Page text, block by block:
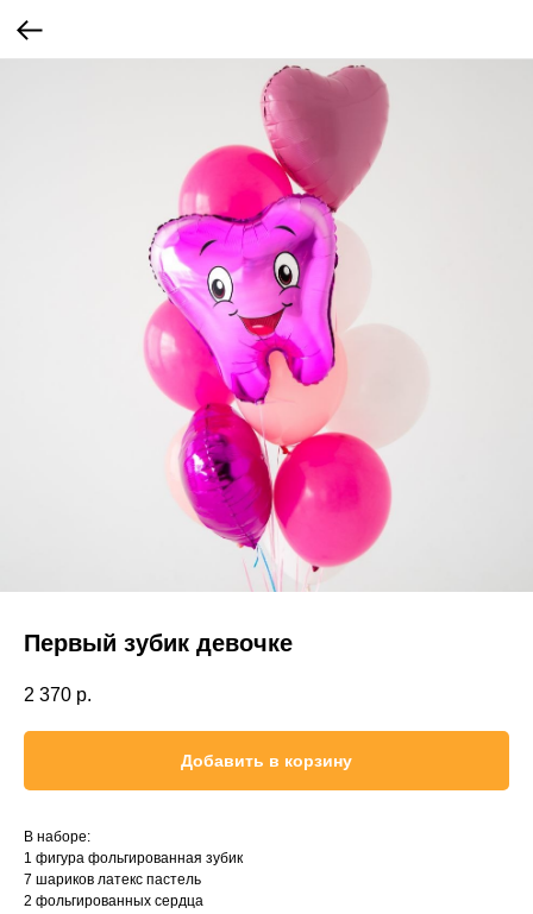
Первый зубик девочке
2 370 р.
Добавить в корзину
В наборе:
1 фигура фольгированная зубик
7 шариков латекс пастель
2 фольгированных сердца